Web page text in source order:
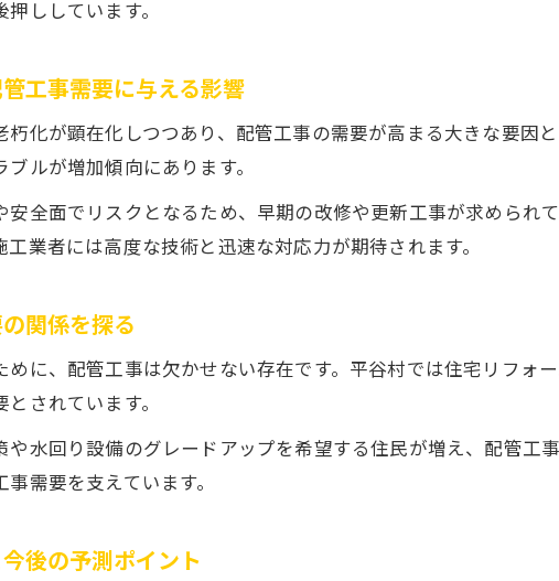
建設業許可や登録情報で配管工事
地元密着型配管工事の魅力を検証する
地元密着型配管工事業者が選ばれる
地元実績豊富な配管工事業者の信
満足できる配管工事業者の見極め方を
ししています。
工事需要に与える影響
化が顕在化しつつあり、配管工事の需要が高まる大きな要因
ルが増加傾向にあります。
安全面でリスクとなるため、早期の改修や更新工事が求められ
業者には高度な技術と迅速な対応力が期待されます。
関係を探る
めに、配管工事は欠かせない存在です。平谷村では住宅リフォ
されています。
や水回り設備のグレードアップを希望する住民が増え、配管工
需要を支えています。
後の予測ポイント